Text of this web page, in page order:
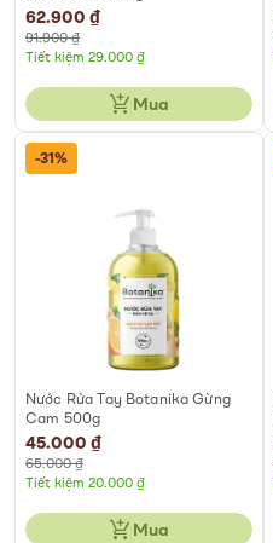
Special
Price
62.900 ₫
91.900 ₫
Tiết kiệm 29.000 ₫
Mua
-31%
Nước Rửa Tay Botanika Gừng
Cam 500g
Special
Price
45.000 ₫
65.000 ₫
Tiết kiệm 20.000 ₫
Mua